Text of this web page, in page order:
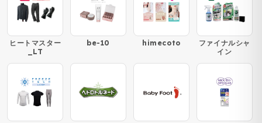
ヒートマスター
_LT
be-10 himecoto
ファイナルシャ
イン